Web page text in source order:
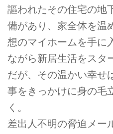
謳われたその住宅の地
備があり、家全体を温
想のマイホームを手に
ながら新居生活をスタ
だが、その温かい幸せ
事をきっかけに身の毛
く。
差出人不明の脅迫メー